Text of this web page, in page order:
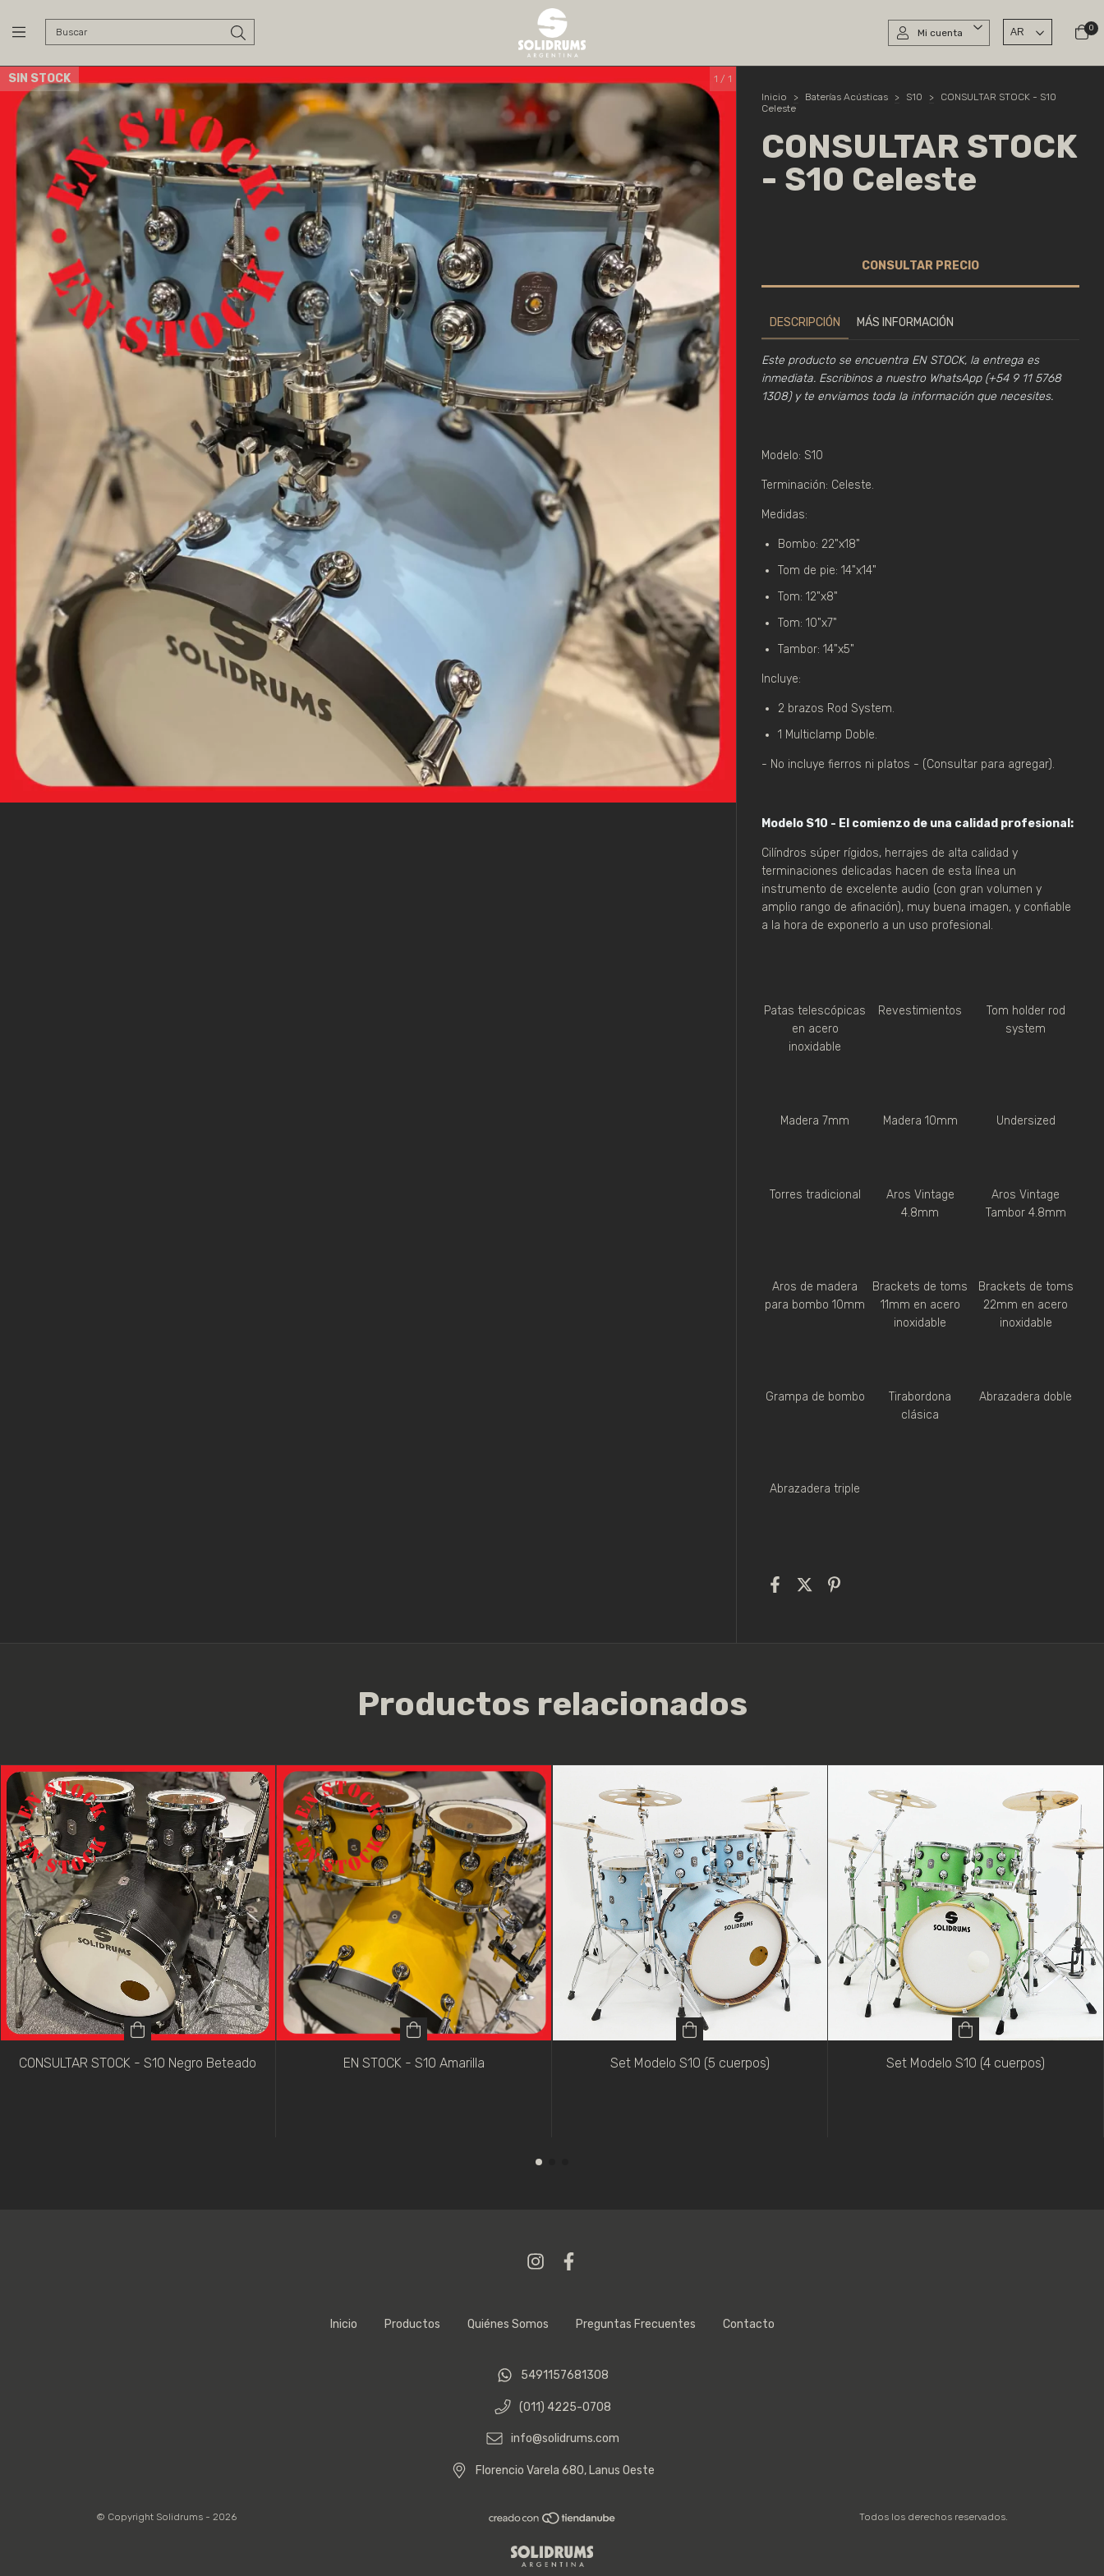
Mi cuenta 0
SIN STOCK 1 / 1
Inicio
> Baterías Acústicas > S10 >
CONSULTAR STOCK - S10
Celeste
CONSULTAR STOCK
- S10 Celeste
DESCRIPCIÓN MÁS INFORMACIÓN
Este producto se encuentra EN STOCK, la entrega es
inmediata. Escribinos a nuestro WhatsApp (+54 9 11 5768
1308) y te enviamos toda la información que necesites.
Modelo: S10
Terminación: Celeste.
Medidas:
Bombo: 22"x18"
Tom de pie: 14"x14"
Tom: 12"x8"
Tom: 10"x7"
Tambor: 14"x5"
Incluye:
2 brazos Rod System.
1 Multiclamp Doble.
- No incluye fierros ni platos - (Consultar para agregar).
Modelo S10 - El comienzo de una calidad profesional:
Cilíndros súper rígidos, herrajes de alta calidad y
terminaciones delicadas hacen de esta línea un
instrumento de excelente audio (con gran volumen y
amplio rango de afinación), muy buena imagen, y confiable
a la hora de exponerlo a un uso profesional.
Patas telescópicas
en acero
inoxidable
Revestimientos
Tom holder rod
system
Madera 7mm Madera 10mm Undersized
Torres tradicional
Aros Vintage
4.8mm
Aros Vintage
Tambor 4.8mm
Aros de madera
para bombo 10mm
Brackets de toms
11mm en acero
inoxidable
Brackets de toms
22mm en acero
inoxidable
Grampa de bombo
Tirabordona
clásica
Abrazadera doble
Abrazadera triple
Productos relacionados
CONSULTAR STOCK - S10 Negro Beteado EN STOCK - S10 Amarilla Set Modelo S10 (5 cuerpos) Set Modelo S10 (4 cuerpos)
Inicio Productos Quiénes Somos Preguntas Frecuentes Contacto
5491157681308
(011) 4225-0708
info@solidrums.com
Florencio Varela 680, Lanus Oeste
© Copyright Solidrums - 2026 Todos los derechos reservados.